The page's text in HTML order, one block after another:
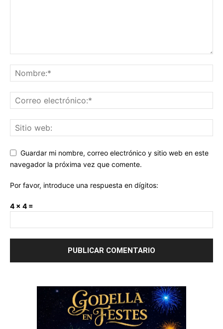
Guardar mi nombre, correo electrónico y sitio web en este
navegador la próxima vez que comente.
Por favor, introduce una respuesta en dígitos:
4 × 4 =